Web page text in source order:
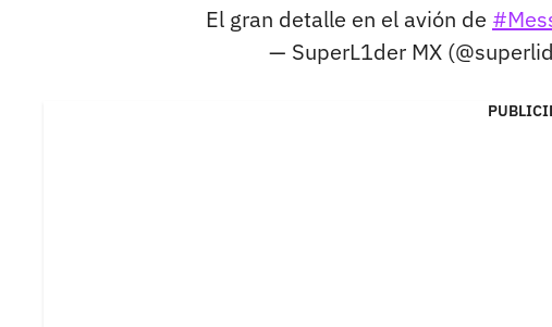
El gran detalle en el avión de
— SuperL1der MX